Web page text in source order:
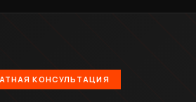
КОНСУЛЬТАЦИЯ